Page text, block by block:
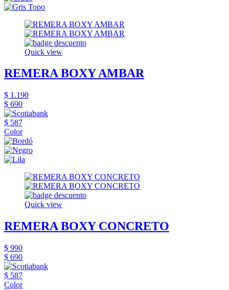
Quick view
REMERA BOXY AMBAR
$ 1.190
$ 690
$ 587
Color
Quick view
REMERA BOXY CONCRETO
$ 990
$ 690
$ 587
Color